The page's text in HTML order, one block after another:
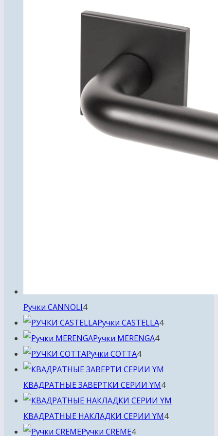
Ручки CANNOLI44
товара
Ручки CASTELLA44
Ручки MERENGA44
Ручки COTTA44
товара
КВАДРАТНЫЕ ЗАВЕРТКИ СЕРИИ YM44
товара
КВАДРАТНЫЕ НАКЛАДКИ СЕРИИ YM44
Ручки CREME44